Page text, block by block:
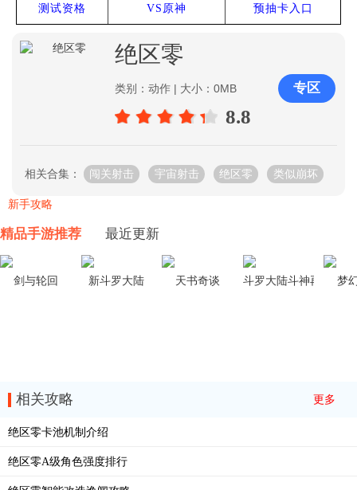
测试资格 VS原神 预抽卡入口
绝区零
类别：动作 | 大小：0MB
8.8
专区
相关合集： 闯关射击 宇宙射击 绝区零 类似崩坏
新手攻略
精品手游推荐 最近更新
剑与轮回 新斗罗大陆 天书奇谈 斗罗大陆斗神再临 梦
相关攻略 更多
绝区零卡池机制介绍
绝区零A级角色强度排行